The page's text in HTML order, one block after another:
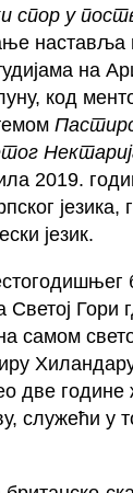
спор у
наставља
на
код
2019.
језика,
језик.
Светој Гори
самом
две
служећи у